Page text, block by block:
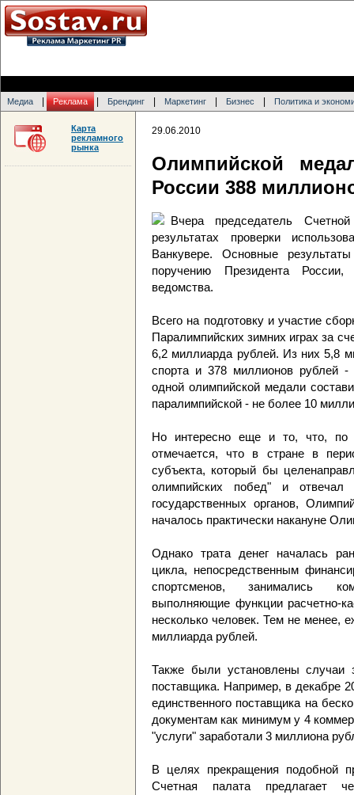
Медиа Реклама Брендинг Маркетинг Бизнес Политика и
29.06.2010
Олимпийской
России 388
Вчера председатель
результатах проверки
Ванкувере. Основные
поручению Президента
ведомства.
Всего на подготовку и участие
Паралимпийских зимних играх за
6,2 миллиарда рублей. Из них 5,8
спорта и 378 миллионов рублей
одной олимпийской медали
паралимпийской - не более 10
Но интересно еще и то, что, по
отмечается, что в стране в
субъекта, который бы
олимпийских побед" и отвечал
государственных органов,
началось практически накануне
Однако трата денег началась
цикла, непосредственным
спортсменов, занимались
выполняющие функции расчетно-
несколько человек. Тем не менее,
миллиарда рублей.
Также были установлены случаи
поставщика. Например, в декабре
единственного поставщика на
документам как минимум у 4
"услуги" заработали 3 миллиона
В целях прекращения подобной
Счетная палата предлагает
Карта
рекламного
рынка